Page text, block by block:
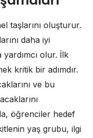
taşlarını oluşturur.
daha iyi
olur. İlk
kritik bir adımdır.
ve bu
öğrenciler hedef
yaş grubu, ilgi